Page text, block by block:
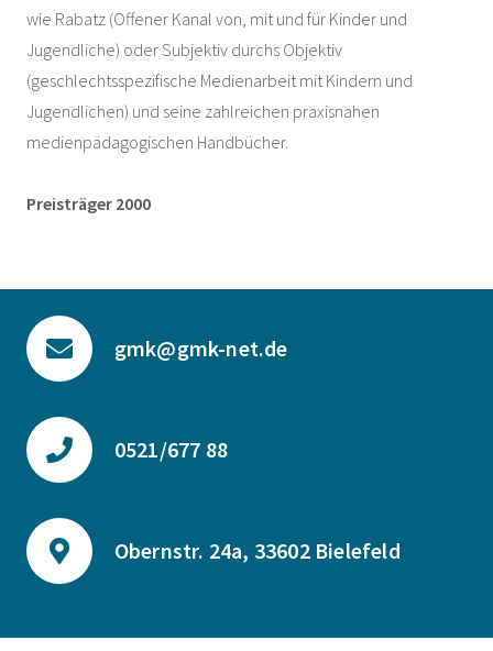
wie Rabatz (Offener Kanal von, mit und für Kinder und
Jugendliche) oder Subjektiv durchs Objektiv
(geschlechtsspezifische Medienarbeit mit Kindern und
Jugendlichen) und seine zahlreichen praxisnahen
medienpädagogischen Handbücher.
Preisträger 2000
gmk@gmk-net.de
0521/677 88
Obernstr. 24a, 33602 Bielefeld